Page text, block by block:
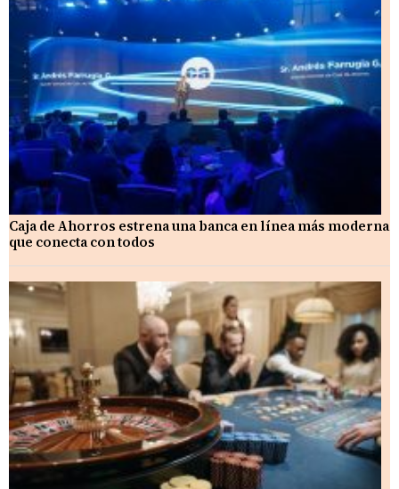
Caja de Ahorros estrena una banca en línea más moderna
que conecta con todos